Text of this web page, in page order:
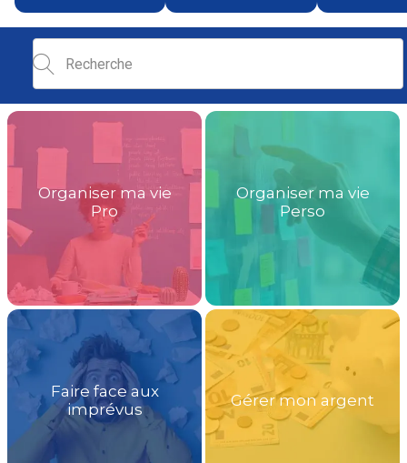
Organiser ma vie
Pro
Organiser ma vie
Perso
Faire face aux
imprévus
Gérer mon argent